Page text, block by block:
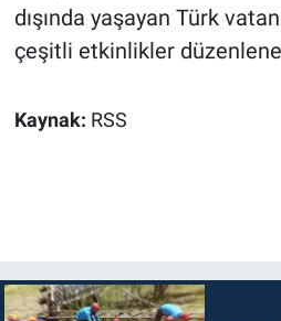
dışında yaşayan Türk
çeşitli etkinlikler
Kaynak: RSS